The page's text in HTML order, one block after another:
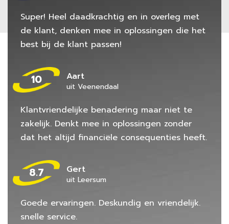
Super! Heel daadkrachtig en in overleg met
de klant, denken mee in oplossingen die het
best bij de klant passen!
10 Aart
uit Veenendaal
Klantvriendelijke benadering maar niet te
zakelijk. Denkt mee in oplossingen zonder
dat het altijd financiële consequenties heeft.
8.7 Gert
uit Leersum
Goede ervaringen. Deskundig en vriendelijk.
snelle service.